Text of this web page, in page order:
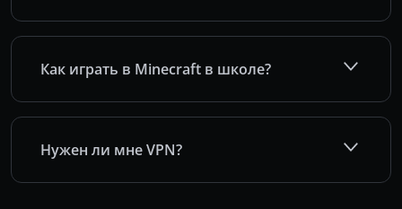
Как играть в Minecraft в школе?
Нужен ли мне VPN?